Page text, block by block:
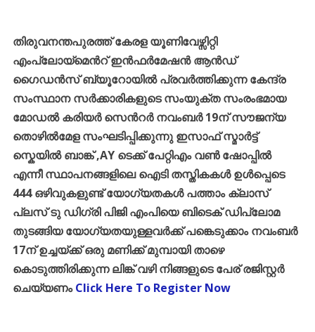
തിരുവനന്തപുരത്ത് കേരള യൂണിവേഴ്സിറ്റി
എംപ്ലോയ്മെൻറ് ഇൻഫർമേഷൻ ആൻഡ്
ഗൈഡൻസ് ബ്യൂറോയിൽ പ്രവർത്തിക്കുന്ന കേന്ദ്ര
സംസ്ഥാന സർക്കാരികളുടെ സംയുക്ത സംരംഭമായ
മോഡൽ കരിയർ സെൻറർ നവംബർ 19ന് സൗജന്യ
തൊഴിൽമേള സംഘടിപ്പിക്കുന്നു ഇസാഫ് സ്മാർട്ട്
സ്കെയിൽ ബാങ്ക് ,AY ടെക്ക് പേറ്റിഎം വൺ ഷോപ്പിൽ
എന്നീ സ്ഥാപനങ്ങളിലെ ഐടി തസ്തികകൾ ഉൾപ്പെടെ
444 ഒഴിവുകളുണ്ട് യോഗ്യതകൾ പത്താം ക്ലാസ്
പ്ലസ് ടു ഡിഗ്രി പിജി എംപിയെ ബിടെക് ഡിപ്ലോമ
തുടങ്ങിയ യോഗ്യതയുള്ളവർക്ക് പങ്കെടുക്കാം നവംബർ
17ന് ഉച്ചയ്ക്ക് ഒരു മണിക്ക് മുമ്പായി താഴെ
കൊടുത്തിരിക്കുന്ന ലിങ്ക് വഴി നിങ്ങളുടെ പേര് രജിസ്റ്റർ
ചെയ്യണം Click Here To Register Now